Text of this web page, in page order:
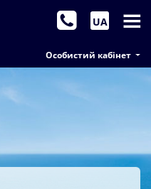
Особистий кабінет
UA